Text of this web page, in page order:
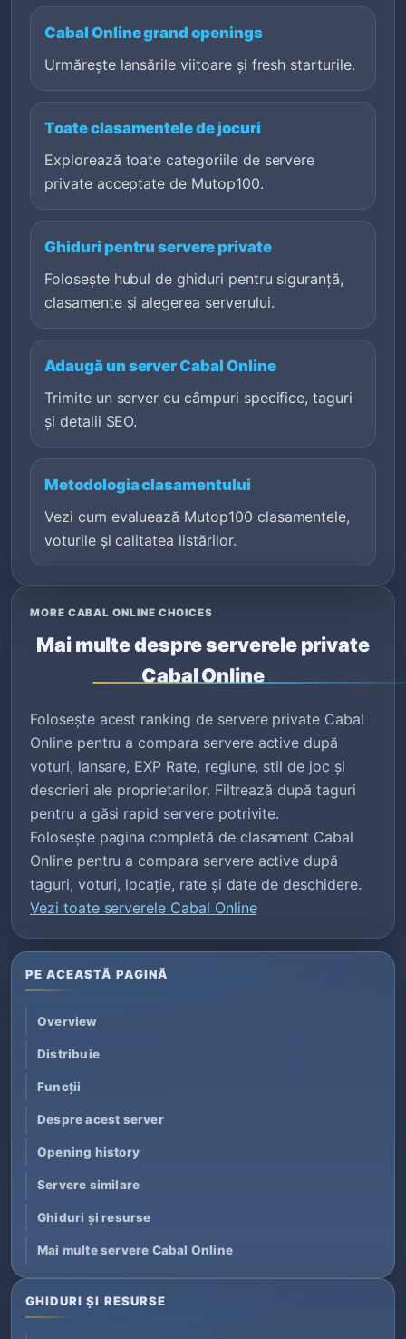
Cabal Online grand openings
Urmărește lansările viitoare și fresh starturile.
Toate clasamentele de jocuri
Explorează toate categoriile de servere
private acceptate de Mutop100.
Ghiduri pentru servere private
Folosește hubul de ghiduri pentru siguranță,
clasamente și alegerea serverului.
Adaugă un server Cabal Online
Trimite un server cu câmpuri specifice, taguri
și detalii SEO.
Metodologia clasamentului
Vezi cum evaluează Mutop100 clasamentele,
voturile și calitatea listărilor.
MORE CABAL ONLINE CHOICES
Mai multe despre serverele private
Cabal Online
Folosește acest ranking de servere private Cabal
Online pentru a compara servere active după
voturi, lansare, EXP Rate, regiune, stil de joc și
descrieri ale proprietarilor. Filtrează după taguri
pentru a găsi rapid servere potrivite.
Folosește pagina completă de clasament Cabal
Online pentru a compara servere active după
taguri, voturi, locație, rate și date de deschidere.
Vezi toate serverele Cabal Online
PE ACEASTĂ PAGINĂ
Overview
Distribuie
Funcții
Despre acest server
Opening history
Servere similare
Ghiduri și resurse
Mai multe servere Cabal Online
GHIDURI ȘI RESURSE